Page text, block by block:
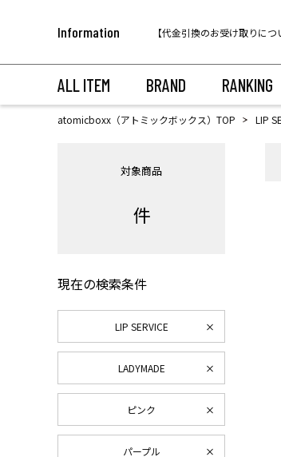
Information
【代金引換のお受け取りにつ
ALL ITEM BRAND RANKING
atomicboxx（アトミックボックス）TOP LIP
対象商品
件
現在の検索条件
LIP SERVICE
LADYMADE
ピンク
パープル